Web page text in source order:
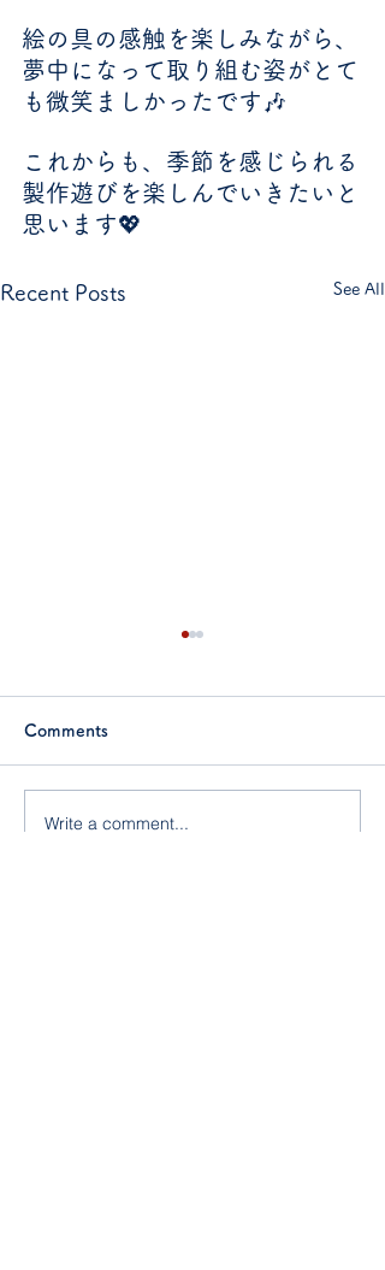
絵の具の感触を楽しみながら、
夢中になって取り組む姿がとて
も微笑ましかったです🎶
これからも、季節を感じられる
製作遊びを楽しんでいきたいと
思います💖
Recent Posts See All
ぶどう狩りに行ってきま
Comments
Write a comment...